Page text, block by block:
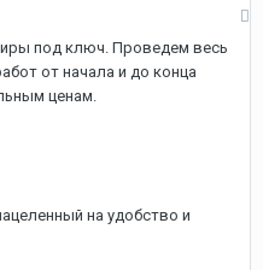
под ключ. Проведем весь
от начала и до конца
ценам.
на удобство и